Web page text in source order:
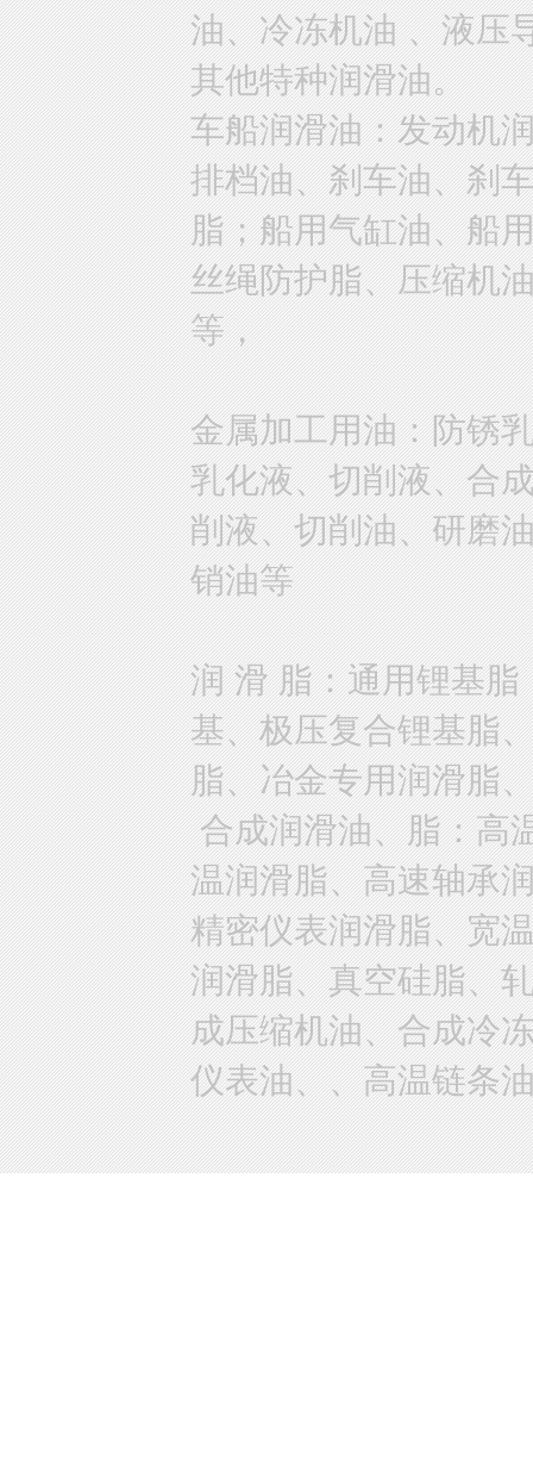
油、冷冻机油 、液压
其他特种润滑油。
车船润滑油：发动机
排档油、刹车油、刹
脂；船用气缸油、船
丝绳防护脂、压缩机
等，
金属加工用油：防锈
乳化液、切削液、合
削液、切削油、研磨
销油等
润 滑 脂：通用锂基
基、极压复合锂基脂
脂、冶金专用润滑脂
合成润滑油、脂：高
温润滑脂、高速轴承
精密仪表润滑脂、宽
润滑脂、真空硅脂、
成压缩机油、合成冷
仪表油、、高温链条